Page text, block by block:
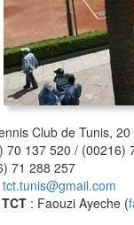
Club de Tunis,
70 137 520 / (00216)
71 288 257
tct.tunis@gmail.com
: Faouzi Ayeche (